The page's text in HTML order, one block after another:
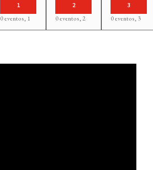
1
0 eventos, 1
2
0 eventos,2
3
0 eventos, 3